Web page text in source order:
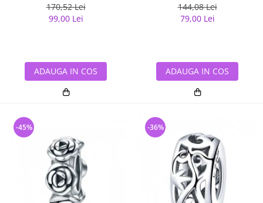
170,52 Lei
99,00 Lei
ADAUGA IN COS
144,08 Lei
79,00 Lei
ADAUGA IN COS
-45% -36%